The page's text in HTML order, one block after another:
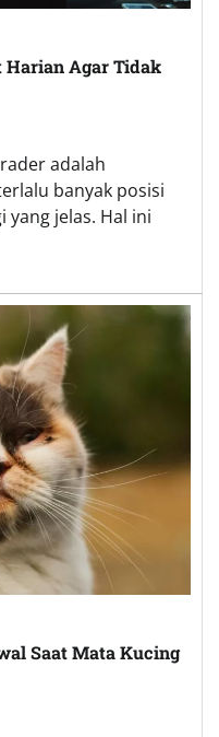
Harian Agar Tidak
adalah
banyak posisi
jelas. Hal ini
Saat Mata Kucing